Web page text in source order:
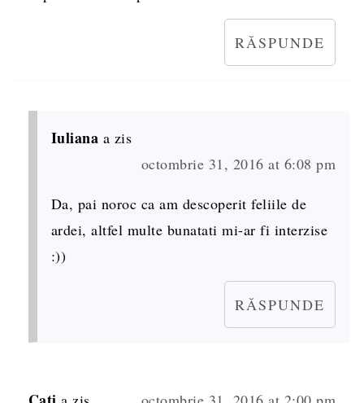
RĂSPUNDE
Iuliana a zis
octombrie 31, 2016 at 6:08 pm
Da, pai noroc ca am descoperit feliile de
ardei, altfel multe bunatati mi-ar fi interzise
:))
RĂSPUNDE